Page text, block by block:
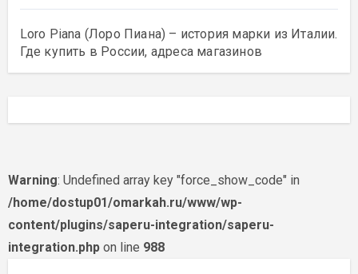
Loro Piana (Лоро Пиана) – история марки из Италии.
Где купить в России, адреса магазинов
Warning: Undefined array key "force_show_code" in
/home/dostup01/omarkah.ru/www/wp-
content/plugins/saperu-integration/saperu-
integration.phpon line 988